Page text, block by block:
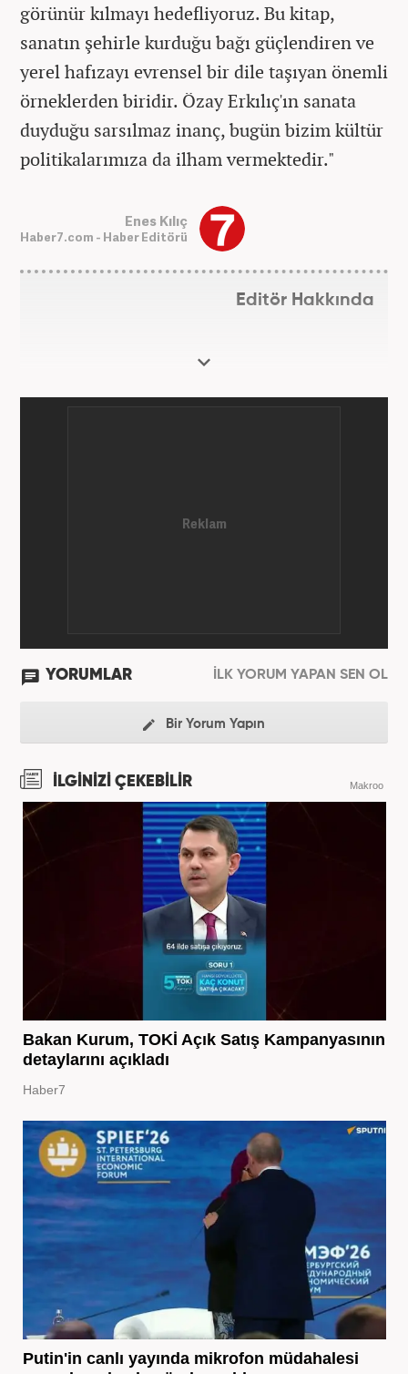
görünür kılmayı hedefliyoruz. Bu kitap,
sanatın şehirle kurduğu bağı güçlendiren ve
yerel hafızayı evrensel bir dile taşıyan önemli
örneklerden biridir. Özay Erkılıç'ın sanata
duyduğu sarsılmaz inanç, bugün bizim kültür
politikalarımıza da ilham vermektedir."
Enes Kılıç
Haber7.com - Haber Editörü
Editör Hakkında
YORUMLAR İLK YORUM YAPAN SEN OL
Bir Yorum Yapın
İLGİNİZİ ÇEKEBİLİR Makroo
Bakan Kurum, TOKİ Açık Satış Kampanyasının
detaylarını açıkladı
Haber7
Putin'in canlı yayında mikrofon müdahalesi